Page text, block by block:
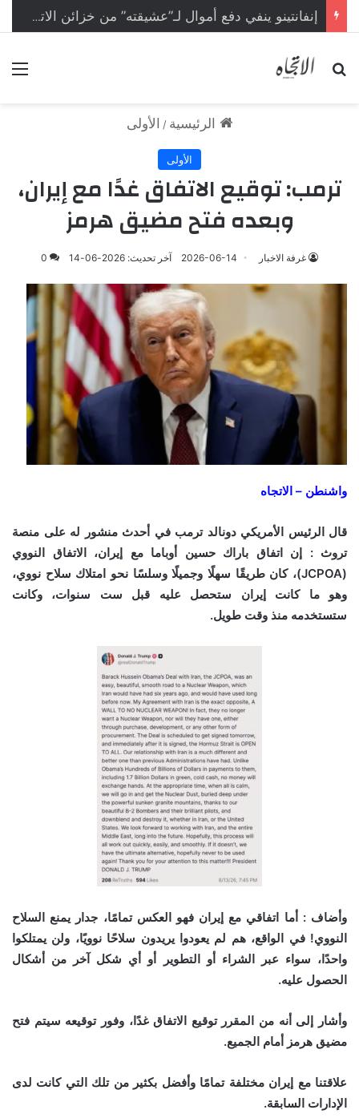
إنفانتينو ينفي دفع أموال لـ”عشيقته” من خزائن الاتحاد الأوروبي
بحث عن
الرئيسية / الأولى
الأولى
ترمب: توقيع الاتفاق غدًا مع إيران،
وبعده فتح مضيق هرمز
غرفة الاخبار 2026-06-14 آخر تحديث: 2026-06-14 0
واشنطن – الاتجاه
قال الرئيس الأمريكي دونالد ترمب في أحدث منشور له على منصة
تروث : إن اتفاق باراك حسين أوباما مع إيران، الاتفاق النووي
(JCPOA)، كان طريقًا سهلًا وجميلًا وسلسًا نحو امتلاك سلاح نووي،
وهو ما كانت إيران ستحصل عليه قبل ست سنوات، وكانت
ستستخدمه منذ وقت طويل.
وأضاف : أما اتفاقي مع إيران فهو العكس تمامًا، جدار يمنع السلاح
النووي! في الواقع، هم لم يعودوا يريدون سلاحًا نوويًا، ولن يمتلكوا
واحدًا، سواء عبر الشراء أو التطوير أو أي شكل آخر من أشكال
الحصول عليه.
وأشار إلى أنه من المقرر توقيع الاتفاق غدًا، وفور توقيعه سيتم فتح
مضيق هرمز أمام الجميع.
علاقتنا مع إيران مختلفة تمامًا وأفضل بكثير من تلك التي كانت لدى
الإدارات السابقة.